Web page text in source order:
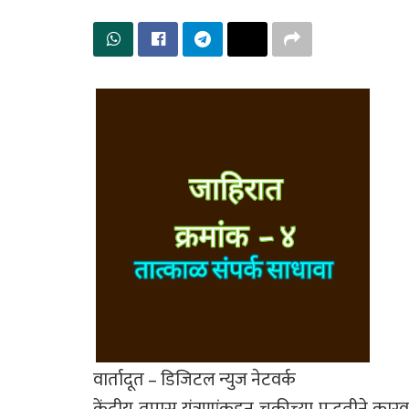
वार्तादूत – डिजिटल न्युज नेटवर्क